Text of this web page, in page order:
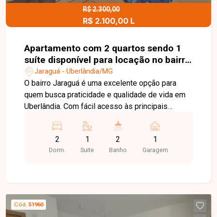
visita para conhecer todos os detalhes deste
R$ 2.300,00
R$ 2.100,00 L
Apartamento com 2 quartos sendo 1
suíte disponível para locação no bairro
Jaraguá em Uberlândia-MG
Jaraguá - Uberlândia/MG
O bairro Jaraguá é uma excelente opção para
quem busca praticidade e qualidade de vida em
Uberlândia. Com fácil acesso às principais
supermercados, escolas, farmácias, comércios e
diversos serviços que facilitam a rotina dos
moradores, além de apresentar constante
integração aos espaços. O imóvel possui 2
quartos, sendo 1 suíte com banheiro equipado
2
Dorm.
1
Suite
2
Banho
1
Garagem
Cód. 51960